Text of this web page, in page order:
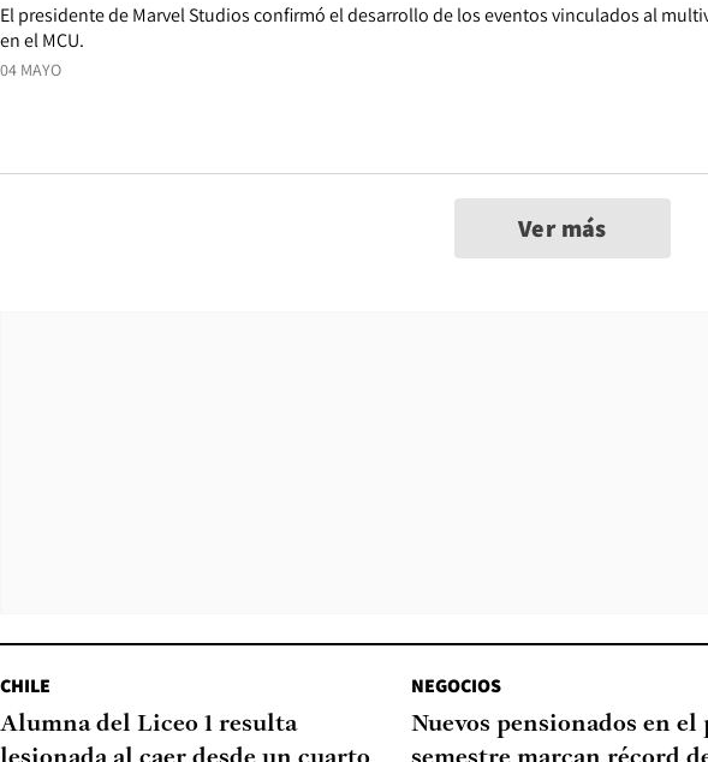
04 MAYO
El presidente de Marvel Studios confirmó el desarrollo de los eventos vinculados al
en el MCU.
Ver más
CHILE
Alumna del Liceo 1 resulta
NEGOCIOS
Nuevos pensionados en